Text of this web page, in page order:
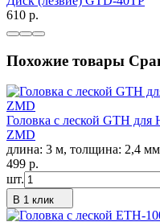
610 p.
Похожие товары
Головка с леской GTH
ZMD
длина: 3 м, толщина: 2,4
499 p.
шт.
В 1 клик